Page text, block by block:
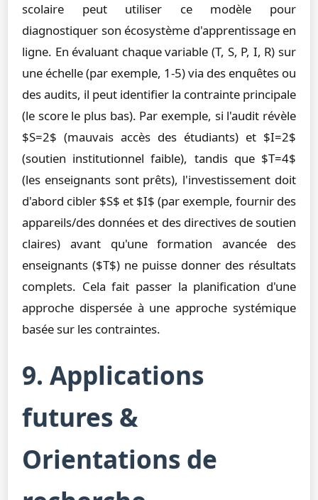
scolaire peut utiliser ce modèle pour
diagnostiquer son écosystème d'apprentissage en
ligne. En évaluant chaque variable (T, S, P, I, R) sur
une échelle (par exemple, 1-5) via des enquêtes ou
des audits, il peut identifier la contrainte principale
(le score le plus bas). Par exemple, si l'audit révèle
$S=2$ (mauvais accès des étudiants) et $I=2$
(soutien institutionnel faible), tandis que $T=4$
(les enseignants sont prêts), l'investissement doit
d'abord cibler $S$ et $I$ (par exemple, fournir des
appareils/des données et des directives de soutien
claires) avant qu'une formation avancée des
enseignants ($T$) ne puisse donner des résultats
complets. Cela fait passer la planification d'une
approche dispersée à une approche systémique
basée sur les contraintes.
9. Applications
futures &
Orientations de